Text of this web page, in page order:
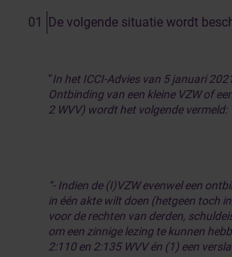
De volgende situatie wordt
“In het ICCI-Advies van 5 januari
Ontbinding van een kleine VZW of
2 WVV) wordt het volgende vermeld:
“- Indien de (I)VZW evenwel een
in één akte wilt doen (hetgeen toch
voor de rechten van derden,
om een zinnige lezing te kunnen
2:110 en 2:135 WVV én (1) een